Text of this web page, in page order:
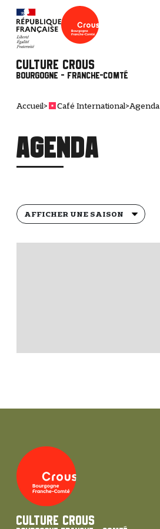
Culture Crous
Bourgogne - Franche-Comté
Accueil> Café International>Agenda
Agenda
Culture Crous